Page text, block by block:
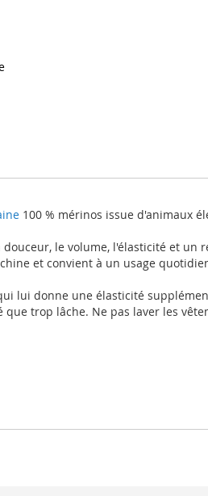
100 % mérinos issue d'animaux
le volume, l'élasticité et
et convient à un usage
lui donne une élasticité
trop lâche. Ne pas laver les